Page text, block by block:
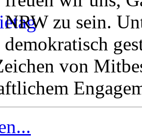
NRW zu sein.
demokratisch
von